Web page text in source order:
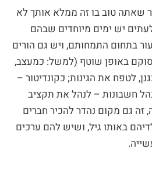
שאתה טוב בו זה ממלא אותך לא
יש ימים מיוחדים שבהם
בתחום התמחותם, ויש גם הורים
באופן שוטף (למשל: כמעצב,
לטפח את הגינות; כקונדיטור –
חשבונות – לנהל את תקציב
זה גם מקום נהדר להכיר חברים
באותו גיל, ושיש להם ערכים